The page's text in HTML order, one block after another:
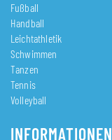
Fußball
Handball
Leichtathletik
Schwimmen
Tanzen
Tennis
Volleyball
INFORMATIONEN